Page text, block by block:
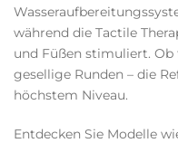
während die Tactile
und Füßen stimuliert. Ob
gesellige Runden – die
höchstem Niveau.
Entdecken Sie Modelle